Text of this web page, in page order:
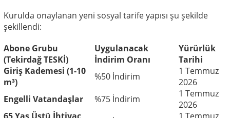
Kurulda onaylanan yeni sosyal tarife yapısı şu şekilde
şekillendi:
Abone Grubu
(Tekirdağ TESKİ)
Uygulanacak
İndirim Oranı
Yürürlük
Tarihi
Giriş Kademesi (1-10
m³)
%50 İndirim
1 Temmuz
2026
Engelli Vatandaşlar
%75 İndirim
1 Temmuz
2026